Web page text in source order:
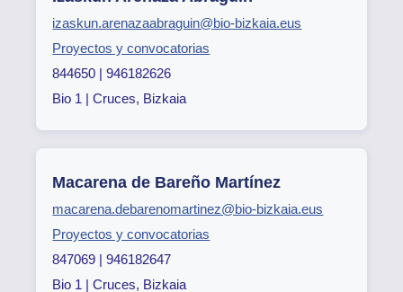
izaskun.arenazaabraguin@bio-bizkaia.eus
Proyectos y convocatorias
844650 | 946182626
Bio 1 | Cruces, Bizkaia
Macarena de Bareño Martínez
macarena.debarenomartinez@bio-bizkaia.eus
Proyectos y convocatorias
847069 | 946182647
Bio 1 | Cruces, Bizkaia